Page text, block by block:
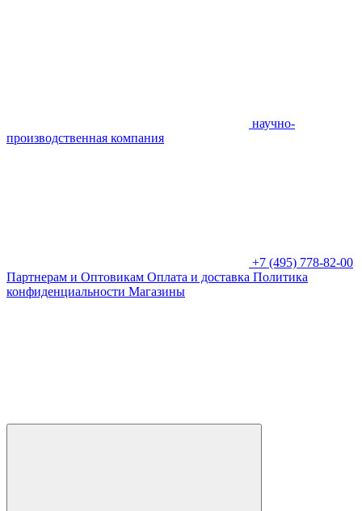
научно-
производственная компания
+7 (495) 778-82-00
Партнерам и Оптовикам Оплата и доставка Политика
конфиденциальности Магазины